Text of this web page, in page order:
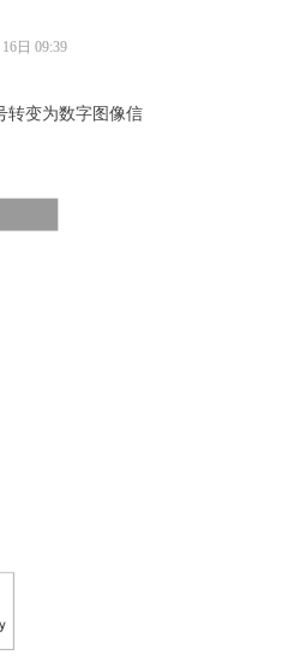
转变为数字图像信
日 09:39